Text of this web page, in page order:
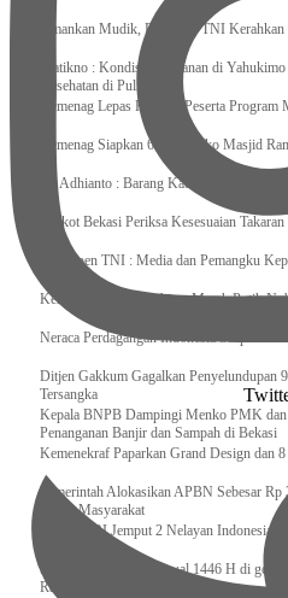
Amankan Mudik, Panglima TNI
Pratikno : Kondisi Keamanan di
Kesehatan di Pulihkan
Kemenag Lepas Ratusan Peserta
Kemenag Siapkan 6.180 Posko Masjid
Tri Adhianto : Barang Kadaluarsa Segera
Walkot Bekasi Periksa Kesesuaian
Kapuspen TNI : Media dan Pemangku
Kemenekraf Ajak Kabinet Merah Putih
Neraca Perdagangan Indonesia Surplus
Ditjen Gakkum Gagalkan Penyelundupan
Tersangka
Kepala BNPB Dampingi Menko PMK
Penanganan Banjir dan Sampah di Bekasi
Kemenekraf Paparkan Grand Design
Pemerintah Alokasikan APBN Sebesar
Gratis Masyarakat
Bakamla RI Jemput 2 Nelayan Indonesia
Sidang Isbat Awal Syawal 1446 H di gelar
Ramadan